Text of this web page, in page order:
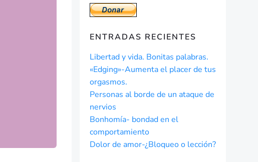
ENTRADAS RECIENTES
Libertad y vida. Bonitas palabras.
«Edging»-Aumenta el placer de tus
orgasmos.
Personas al borde de un ataque de
nervios
Bonhomía- bondad en el
comportamiento
Dolor de amor-¿Bloqueo o lección?